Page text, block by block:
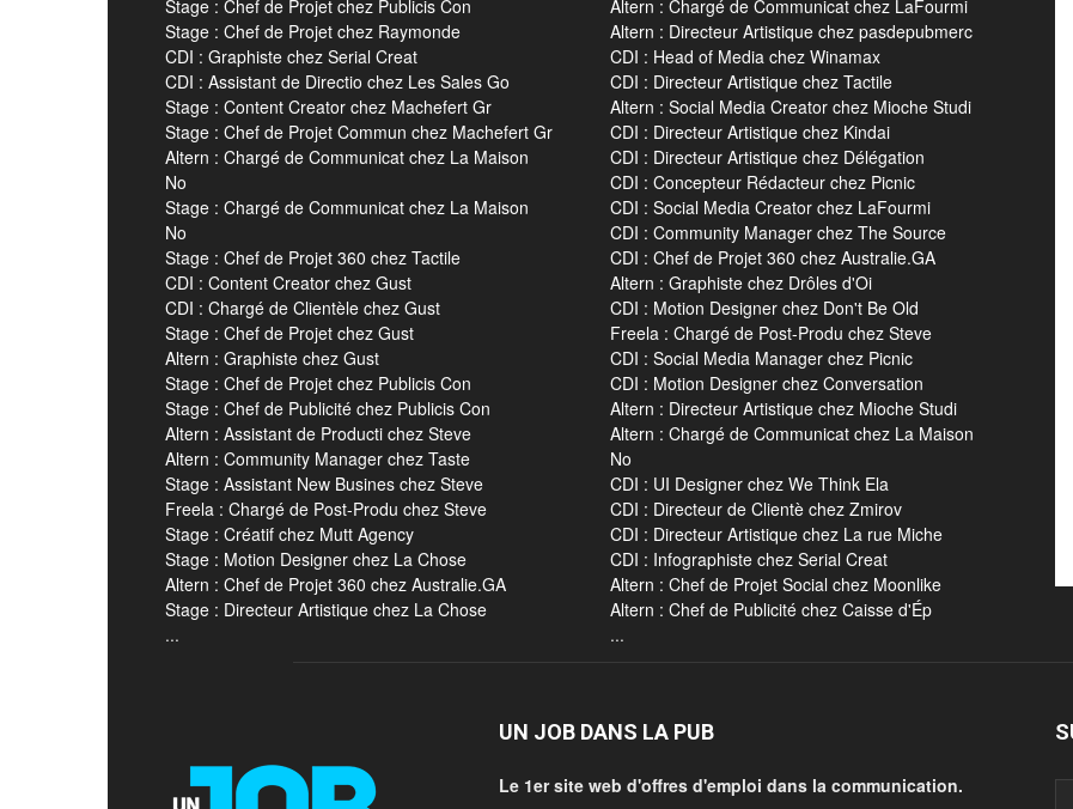
Stage : Chef de Projet chez Publicis Con
Stage : Chef de Projet chez Raymonde
CDI : Graphiste chez Serial Creat
CDI : Assistant de Directio chez Les Sales Go
Stage : Content Creator chez Machefert Gr
Stage : Chef de Projet Commun chez Machefert Gr
Altern : Chargé de Communicat chez La Maison
No
Stage : Chargé de Communicat chez La Maison
No
Stage : Chef de Projet 360 chez Tactile
CDI : Content Creator chez Gust
CDI : Chargé de Clientèle chez Gust
Stage : Chef de Projet chez Gust
Altern : Graphiste chez Gust
Stage : Chef de Projet chez Publicis Con
Stage : Chef de Publicité chez Publicis Con
Altern : Assistant de Producti chez Steve
Altern : Community Manager chez Taste
Stage : Assistant New Busines chez Steve
Freela : Chargé de Post-Produ chez Steve
Stage : Créatif chez Mutt Agency
Stage : Motion Designer chez La Chose
Altern : Chef de Projet 360 chez Australie.GA
Stage : Directeur Artistique chez La Chose
...
Altern : Chargé de Communicat chez LaFourmi
Altern : Directeur Artistique chez pasdepubmerc
CDI : Head of Media chez Winamax
CDI : Directeur Artistique chez Tactile
Altern : Social Media Creator chez Mioche Studi
CDI : Directeur Artistique chez Kindai
CDI : Directeur Artistique chez Délégation
CDI : Concepteur Rédacteur chez Picnic
CDI : Social Media Creator chez LaFourmi
CDI : Community Manager chez The Source
CDI : Chef de Projet 360 chez Australie.GA
Altern : Graphiste chez Drôles d'Oi
CDI : Motion Designer chez Don't Be Old
Freela : Chargé de Post-Produ chez Steve
CDI : Social Media Manager chez Picnic
CDI : Motion Designer chez Conversation
Altern : Directeur Artistique chez Mioche Studi
Altern : Chargé de Communicat chez La Maison
No
CDI : UI Designer chez We Think Ela
CDI : Directeur de Clientè chez Zmirov
CDI : Directeur Artistique chez La rue Miche
CDI : Infographiste chez Serial Creat
Altern : Chef de Projet Social chez Moonlike
Altern : Chef de Publicité chez Caisse d'Ép
...
UN JOB DANS LA PUB
Le 1er site web d'offres d'emploi dans la communication.